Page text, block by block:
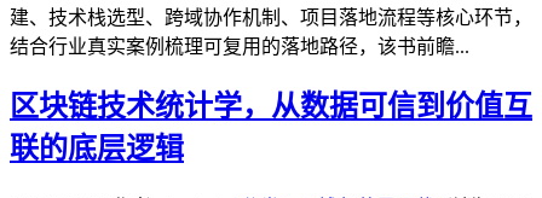
建、技术栈选型、跨域协作机制、项目落地流程等核心环节，
结合行业真实案例梳理可复用的落地路径，该书前瞻...
区块链技术统计学，从数据可信到价值互
联的底层逻辑